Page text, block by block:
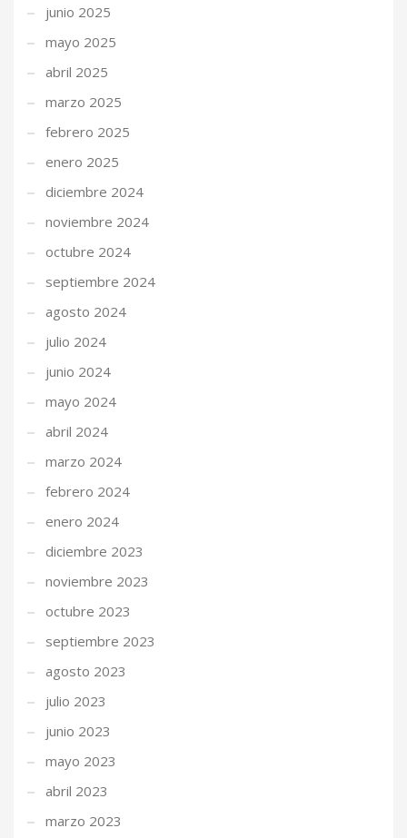
junio 2025
mayo 2025
abril 2025
marzo 2025
febrero 2025
enero 2025
diciembre 2024
noviembre 2024
octubre 2024
septiembre 2024
agosto 2024
julio 2024
junio 2024
mayo 2024
abril 2024
marzo 2024
febrero 2024
enero 2024
diciembre 2023
noviembre 2023
octubre 2023
septiembre 2023
agosto 2023
julio 2023
junio 2023
mayo 2023
abril 2023
marzo 2023